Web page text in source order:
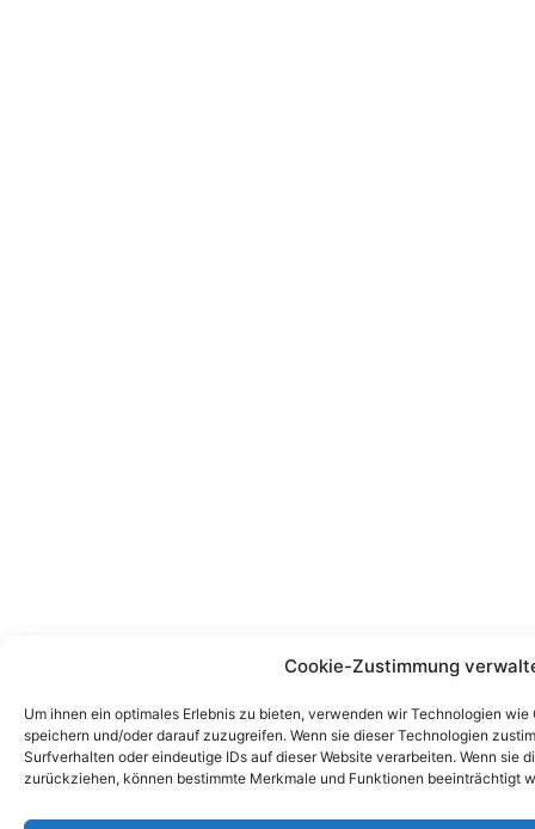
Cookie-Zustimmung
Um ihnen ein optimales Erlebnis zu bieten, verwenden wir Technologien
speichern und/oder darauf zuzugreifen. Wenn sie dieser Technologien
Surfverhalten oder eindeutige IDs auf dieser Website verarbeiten. Wenn sie
zurückziehen, können bestimmte Merkmale und Funktionen beeinträchtigt